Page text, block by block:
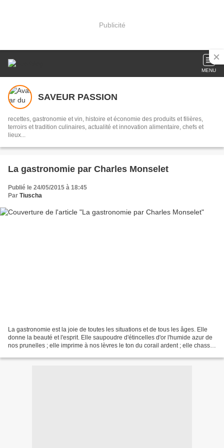
Publicité
MENU
SAVEUR PASSION
recettes, gastronomie et vin, histoire et économie des produits et filières,
terroirs et tradition culinaires, actualité et innovation alimentaire, chefs et
lieux...
La gastronomie par Charles Monselet
Publié le 24/05/2015 à 18:45
Par Tiuscha
La gastronomie est la joie de toutes les situations et de tous les âges. Elle
donne la beauté et l'esprit. Elle saupoudre d'étincelles d'or l'humide azur de
nos prunelles ; elle imprime à nos lèvres le ton du corail ardent ; elle chasse